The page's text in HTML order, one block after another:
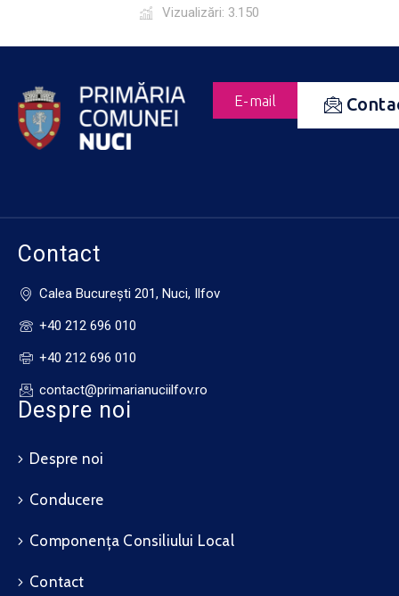
Vizualizări: 3.150
E-mail
Contact
Calea Bucureşti 201, Nuci, Ilfov
+40 212 696 010
+40 212 696 010
contact@primarianuciilfov.ro
Despre noi
Despre noi
Conducere
Componența Consiliului Local
Contact